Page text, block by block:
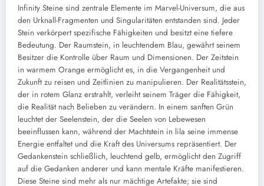
Infinity Steine sind zentrale Elemente im Marvel-Universum, die aus
den Urknall-Fragmenten und Singularitäten entstanden sind. Jeder
Stein verkörpert spezifische Fähigkeiten und besitzt eine tiefere
Bedeutung. Der Raumstein, in leuchtendem Blau, gewährt seinem
Besitzer die Kontrolle über Raum und Dimensionen. Der Zeitstein
in warmem Orange ermöglicht es, in die Vergangenheit und
Zukunft zu reisen und Zeitlinien zu manipulieren. Der Realitätsstein,
der in rotem Glanz erstrahlt, verleiht seinem Träger die Fähigkeit,
die Realität nach Belieben zu verändern. In einem sanften Grün
leuchtet der Seelenstein, der die Seelen von Lebewesen
beeinflussen kann, während der Machtstein in lila seine immense
Energie entfaltet und die Kraft des Universums repräsentiert. Der
Gedankenstein schließlich, leuchtend gelb, ermöglicht den Zugriff
auf die Gedanken anderer und kann mentale Kräfte manifestieren.
Diese Steine sind mehr als nur mächtige Artefakte; sie sind